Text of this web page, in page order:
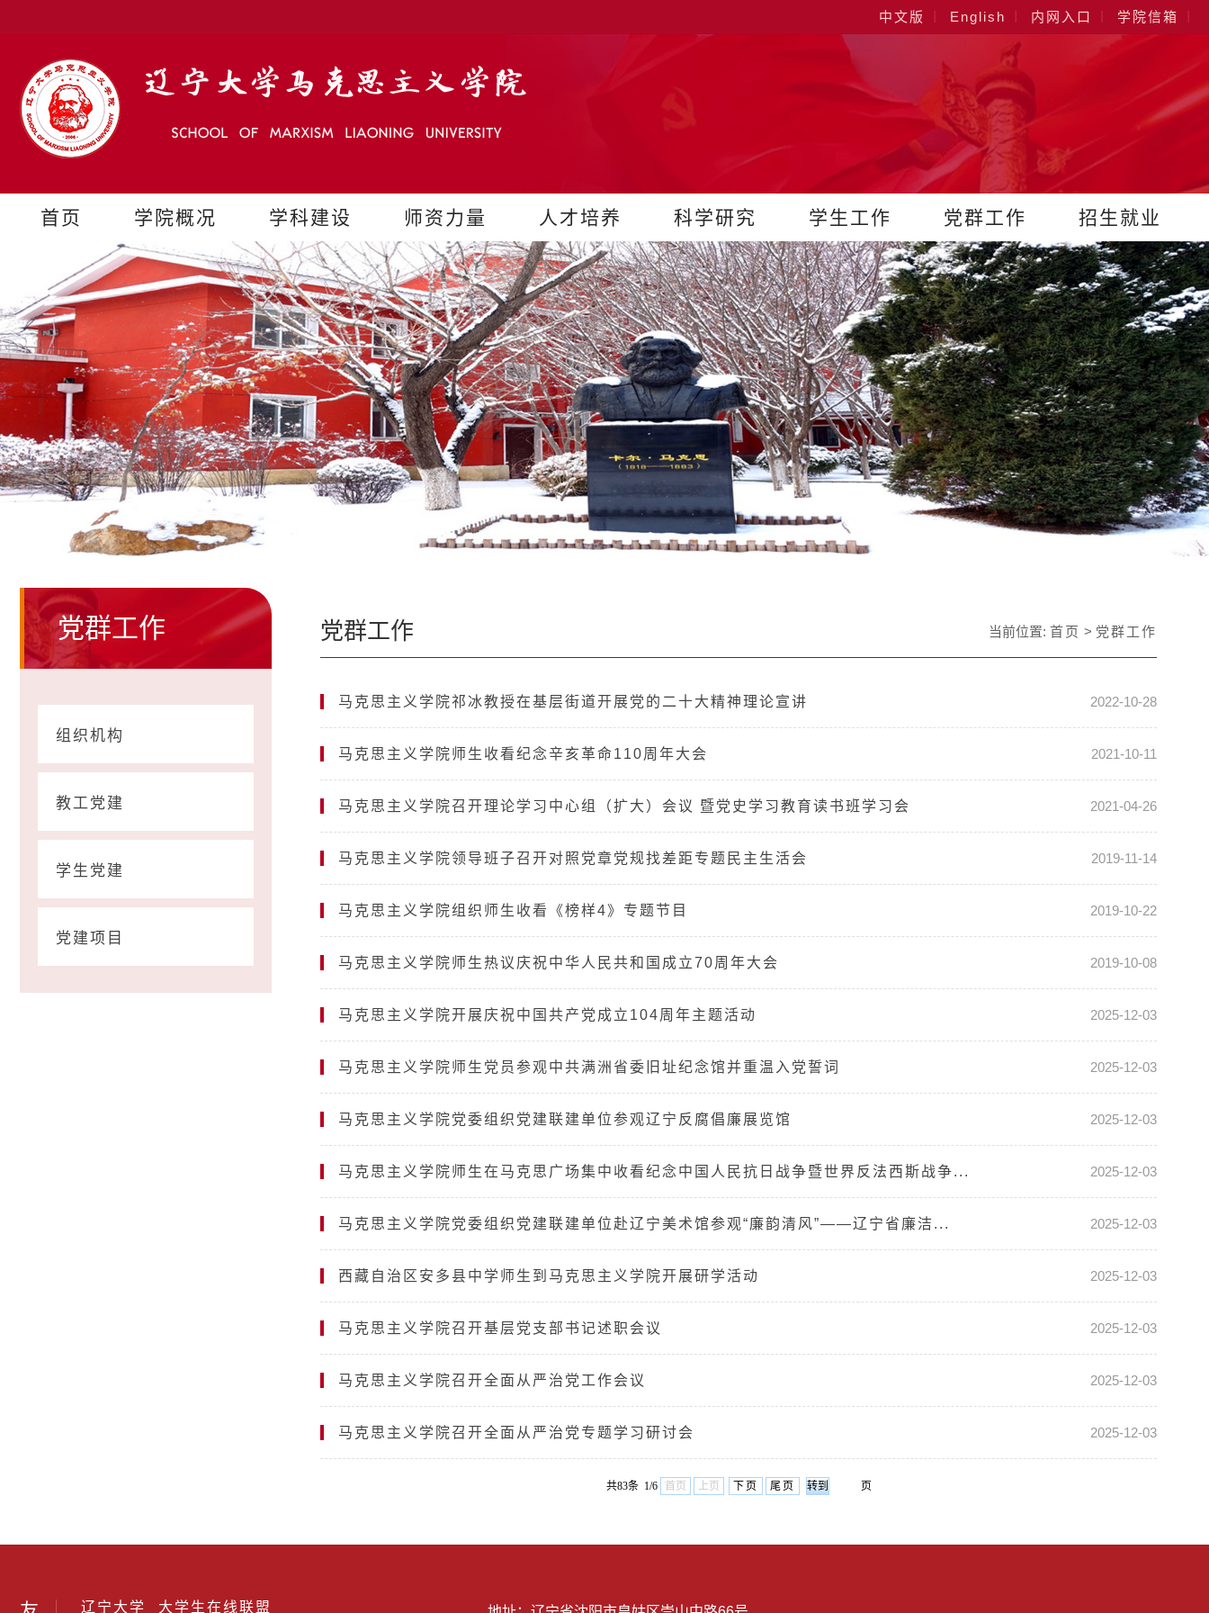
中文版 English 内网入口 学院信箱
首页 学院概况 学科建设 师资力量 人才培养 科学研究 学生工作 党群工作 招生就业
党群工作
组织机构
教工党建
学生党建
党建项目
当前位置: 首页 > 党群工作
党群工作
2022-10-28
马克思主义学院祁冰教授在基层街道开展党的二十大精神理论宣讲
2021-10-11
马克思主义学院师生收看纪念辛亥革命110周年大会
2021-04-26
马克思主义学院召开理论学习中心组（扩大）会议 暨党史学习教育读书班学习会
2019-11-14
马克思主义学院领导班子召开对照党章党规找差距专题民主生活会
2019-10-22
马克思主义学院组织师生收看《榜样4》专题节目
2019-10-08
马克思主义学院师生热议庆祝中华人民共和国成立70周年大会
2025-12-03
马克思主义学院开展庆祝中国共产党成立104周年主题活动
2025-12-03
马克思主义学院师生党员参观中共满洲省委旧址纪念馆并重温入党誓词
2025-12-03
马克思主义学院党委组织党建联建单位参观辽宁反腐倡廉展览馆
2025-12-03
马克思主义学院师生在马克思广场集中收看纪念中国人民抗日战争暨世界反法西斯战争...
2025-12-03
马克思主义学院党委组织党建联建单位赴辽宁美术馆参观“廉韵清风”——辽宁省廉洁...
2025-12-03
西藏自治区安多县中学师生到马克思主义学院开展研学活动
2025-12-03
马克思主义学院召开基层党支部书记述职会议
2025-12-03
马克思主义学院召开全面从严治党工作会议
2025-12-03
马克思主义学院召开全面从严治党专题学习研讨会
共83条 1/6 首页 上页 下页 尾页 页
辽宁大学 大学生在线联盟